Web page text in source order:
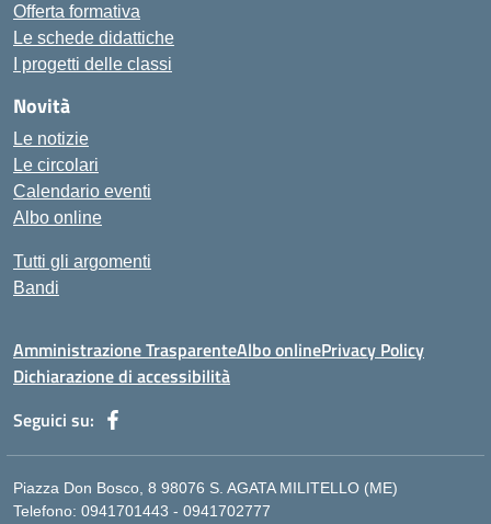
Offerta formativa
Le schede didattiche
I progetti delle classi
Novità
Le notizie
Le circolari
Calendario eventi
Albo online
Tutti gli argomenti
Bandi
Amministrazione TrasparenteAlbo onlinePrivacy Policy
Dichiarazione di accessibilità
Seguici su:
Piazza Don Bosco, 8 98076 S. AGATA MILITELLO (ME)
Telefono: 0941701443 - 0941702777